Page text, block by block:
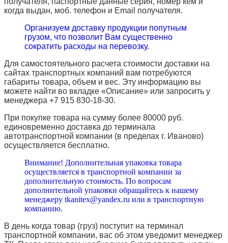
когда выдан, моб. телефон и Email получателя.
Организуем доставку продукции попутным
грузом, что позволит Вам существенно
сократить расходы на перевозку.
Для самостоятельного расчета стоимости доставки на
сайтах транспортных компаний вам потребуются
габариты товара, объем и вес. Эту информацию вы
можете найти во вкладке «Описание» или запросить у
менеджера +7 915 830-18-30.
При покупке товара на сумму более 80000 руб.
единовременно доставка до терминала
автотранспортной компании (в пределах г. Иваново)
осуществляется бесплатно.
Внимание! Дополнительная упаковка товара
осуществляется в транспортной компании за
дополнительную стоимость. По вопросам
дополнительной упаковки обращайтесь к нашему
менеджеру tkanitex@yandex.ru или в транспортную
компанию.
В день когда товар (груз) поступит на терминал
транспортной компании, вас об этом уведомит менеджер